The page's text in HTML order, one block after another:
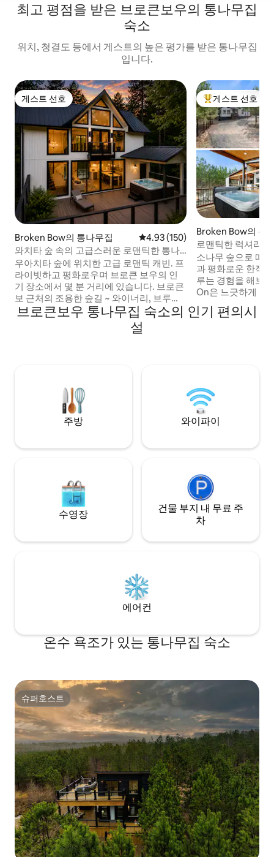
최고 평점을 받은 브로큰보우의 통나무집
숙소
위치, 청결도 등에서 게스트의 높은 평가를 받은 통나무집
입니다.
게스트 선호
게스트 선호
Broken Bow의 통나무집 평점 4.93점(5점 만점), 후기 150
4.93 (150)
와치타 숲 속의 고급스러운 로맨틱한 통나
무집
우아치타 숲에 위치한 고급 로맨틱 캐빈. 프
라이빗하고 평화로우며 브로큰 보우의 인
기 장소에서 몇 분 거리에 있습니다. 브로큰
보 근처의 조용한 숲길 ~ 와이너리, 브루어
리, 식당까지 2분 ~ 비버스 벤드 주립공원까
지 5~10분 거리 ~ 전용 숲 전망 온수 욕조 ~
햇살이 좋은 데크, 화덕 및 그릴 ~ 아늑한 벽
인된 통나무집, 모든 것에 가깝습니다!" - 게
스트, 2026년
상위 게스트 선호
게스트 선호
Broken Bow의 통
로맨틱한 럭셔리
욕조/화덕
소나무 숲으로 떠
과 평화로운 한적
루는 경험을 해보
On은 느긋하게 휴
고, 진정으로 기억
은 커플을 위해 설계되
휴식이 필요하든,
을 위해 만들어졌
브로큰보우 통나무집 숙소의 인기 편의시
설
주방 와이파이
수영장
건물 부지 내 무료 주
차
에어컨
온수 욕조가 있는 통나무집 숙소
슈퍼호스트
슈퍼호스트